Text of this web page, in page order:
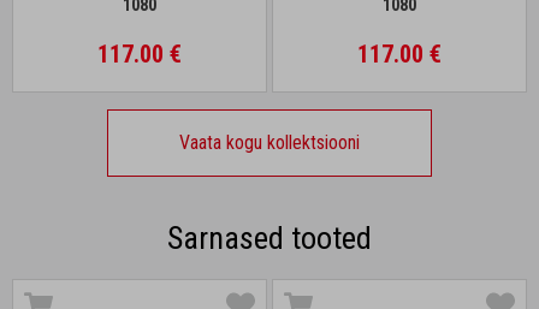
1080
117.00 €
1080
117.00 €
Vaata kogu kollektsiooni
Sarnased tooted